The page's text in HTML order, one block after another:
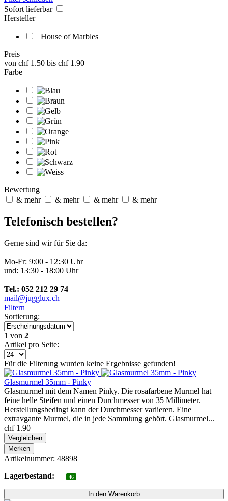
Sofort lieferbar
Hersteller
House of Marbles
Preis
von chf 1.50 bis chf 1.90
Farbe
Bewertung
& mehr
& mehr & mehr & mehr
Telefonisch bestellen?
Gerne sind wir für Sie da:
Mo-Fr: 9:00 - 12:30 Uhr
und: 13:30 - 18:00 Uhr
Tel.: 052 212 29 74
mail@jugglux.ch
Filtern
Sortierung:
1 von 2
Artikel pro Seite:
Für die Filterung wurden keine Ergebnisse gefunden!
Glasmurmel 35mm - Pinky
Glasmurmel mit dem Namen Pinky. Die rosafarbene Murmel hat
feine helle Steifen und einen Durchmesser von 35 Millimeter.
Herstellungsbedingt kann der Durchmesser variieren. Eine
extravgante Murmel, die in jede Sammlung gehört. Glasmurmel...
chf 1.90
Vergleichen
Merken
Artikelnummer: 48898
Lagerbestand:
46